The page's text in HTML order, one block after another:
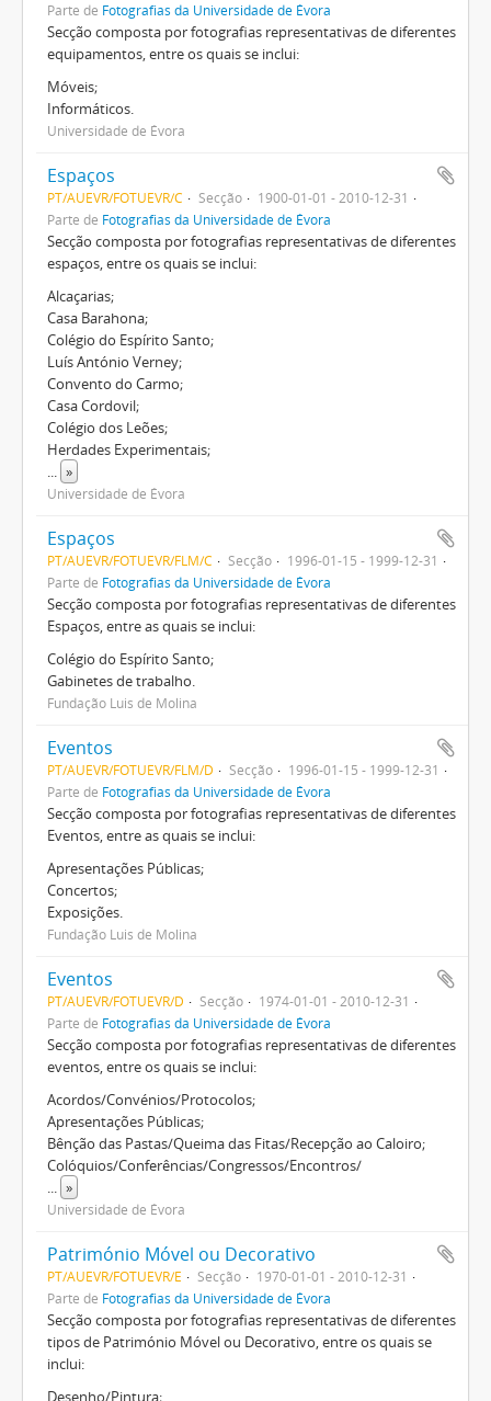
Parte de Fotografias da Universidade de Évora
Secção composta por fotografias representativas de diferentes
equipamentos, entre os quais se inclui:
Móveis;
Informáticos.
Universidade de Évora
Espaços
PT/AUEVR/FOTUEVR/C Secção
1900-01-01 - 2010-12-31
Parte de Fotografias da Universidade de Évora
Secção composta por fotografias representativas de diferentes
espaços, entre os quais se inclui:
Alcaçarias;
Casa Barahona;
Colégio do Espírito Santo;
Luís António Verney;
Convento do Carmo;
Casa Cordovil;
Colégio dos Leões;
Herdades Experimentais;
... »
Universidade de Évora
Espaços
PT/AUEVR/FOTUEVR/FLM/C Secção
1996-01-15 - 1999-12-31
Parte de Fotografias da Universidade de Évora
Secção composta por fotografias representativas de diferentes
Espaços, entre as quais se inclui:
Colégio do Espírito Santo;
Gabinetes de trabalho.
Fundação Luis de Molina
Eventos
PT/AUEVR/FOTUEVR/FLM/D Secção
1996-01-15 - 1999-12-31
Parte de Fotografias da Universidade de Évora
Secção composta por fotografias representativas de diferentes
Eventos, entre as quais se inclui:
Apresentações Públicas;
Concertos;
Exposições.
Fundação Luis de Molina
Eventos
PT/AUEVR/FOTUEVR/D Secção
1974-01-01 - 2010-12-31
Parte de Fotografias da Universidade de Évora
Secção composta por fotografias representativas de diferentes
eventos, entre os quais se inclui:
Acordos/Convénios/Protocolos;
Apresentações Públicas;
Bênção das Pastas/Queima das Fitas/Recepção ao Caloiro;
Colóquios/Conferências/Congressos/Encontros/
... »
Universidade de Évora
Património Móvel ou Decorativo
PT/AUEVR/FOTUEVR/E Secção
1970-01-01 - 2010-12-31
Parte de Fotografias da Universidade de Évora
Secção composta por fotografias representativas de diferentes
tipos de Património Móvel ou Decorativo, entre os quais se
inclui:
Desenho/Pintura;